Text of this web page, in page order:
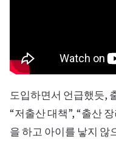
도입하면서 언급했듯,
“저출산 대책”, “출산
을 하고 아이를 낳지 않